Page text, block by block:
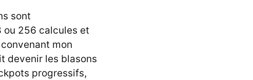
sont
ou 256 calcules et
mon
devenir les blasons
progressifs,